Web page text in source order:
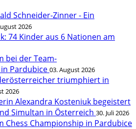
Schneider-Zinner - Ein
2026
74 Kinder aus 6 Nationen am
bei der Team-
Pardubice 03. August 2026
triumphiert in
2026
Alexandra Kosteniuk begeistert
Simultan in Österreich 30. Juli 2026
Chess Championship in Pardubice